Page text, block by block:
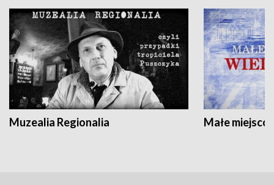
Muzealia Regionalia Małe